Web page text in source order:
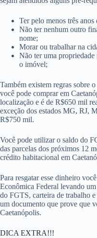
Ter pelo menos três
Não ter nenhum outro
nome;
Morar ou trabalhar na
Não ter uma
o imóvel;
Também existem regras sobre
você pode comprar em
localização e é de R$650 mil
exceção dos estados MG, RJ,
R$750 mil.
Você pode utilizar o saldo do
das parcelas dos próximos 12
crédito habitacional em
Para resgatar esse dinheiro
Econômica Federal levando
do FGTS, carteira de trabalho
um documento que prove que
Caetanópolis.
DICA EXTRA!!!